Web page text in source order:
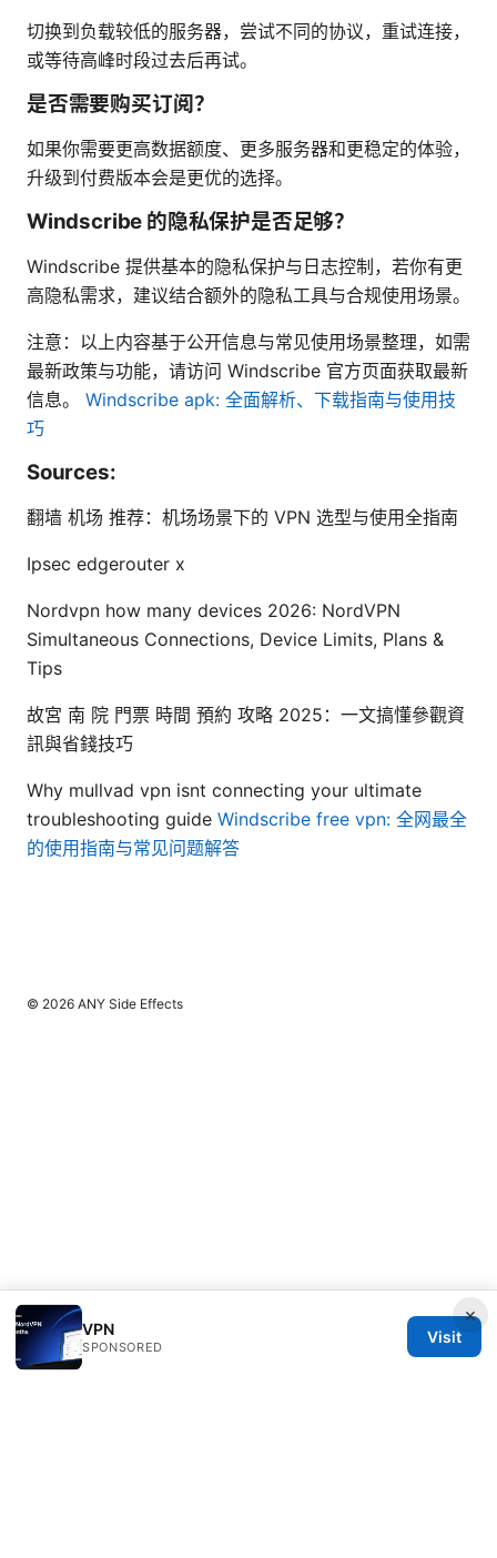
切换到负载较低的服务器，尝试不同的协议，重试连接，
或等待高峰时段过去后再试。
是否需要购买订阅？
如果你需要更高数据额度、更多服务器和更稳定的体验，
升级到付费版本会是更优的选择。
Windscribe 的隐私保护是否足够？
Windscribe 提供基本的隐私保护与日志控制，若你有更
高隐私需求，建议结合额外的隐私工具与合规使用场景。
注意：以上内容基于公开信息与常见使用场景整理，如需
最新政策与功能，请访问 Windscribe 官方页面获取最新
信息。 Windscribe apk: 全面解析、下载指南与使用技
巧
Sources:
翻墙 机场 推荐：机场场景下的 VPN 选型与使用全指南
Ipsec edgerouter x
Nordvpn how many devices 2026: NordVPN
Simultaneous Connections, Device Limits, Plans &
Tips
故宮 南 院 門票 時間 預約 攻略 2025：一文搞懂參觀資
訊與省錢技巧
Why mullvad vpn isnt connecting your ultimate
troubleshooting guide Windscribe free vpn: 全网最全
的使用指南与常见问题解答
×
VPN
SPONSORED
Visit
© 2026 ANY Side Effects